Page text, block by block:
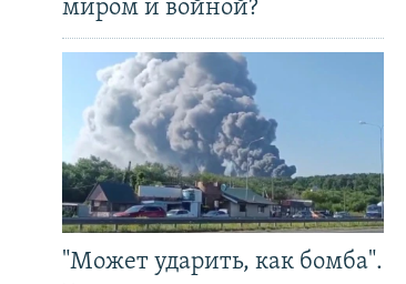
миром и войной?
"Может ударить, как бомба".